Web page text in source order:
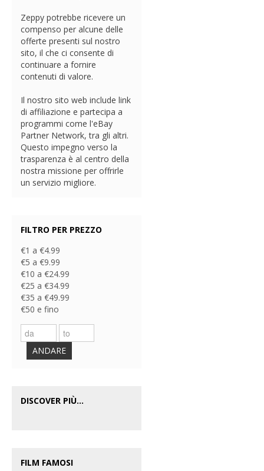
Zeppy potrebbe ricevere un
compenso per alcune delle
offerte presenti sul nostro
sito, il che ci consente di
continuare a fornire
contenuti di valore.
Il nostro sito web include link
di affiliazione e partecipa a
programmi come l'eBay
Partner Network, tra gli altri.
Questo impegno verso la
trasparenza è al centro della
nostra missione per offrirle
un servizio migliore.
FILTRO PER PREZZO
€1 a €4.99
€5 a €9.99
€10 a €24.99
€25 a €34.99
€35 a €49.99
€50 e fino
ANDARE
DISCOVER PIÙ...
FILM FAMOSI